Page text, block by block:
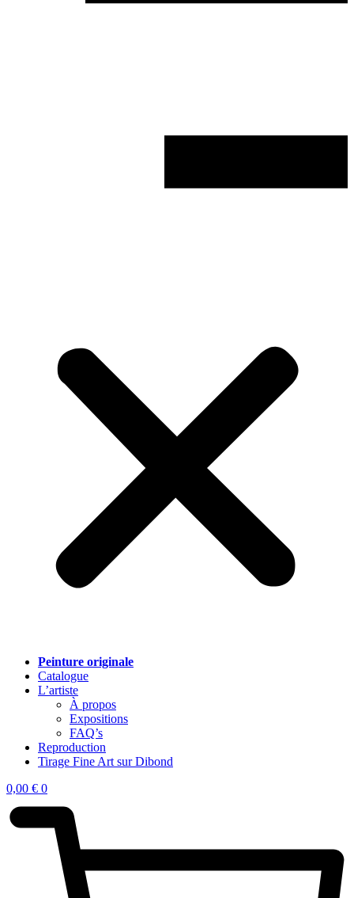
Peinture originale
Catalogue
L’artiste
À propos
Expositions
FAQ’s
Reproduction
Tirage Fine Art sur Dibond
0,00 € 0